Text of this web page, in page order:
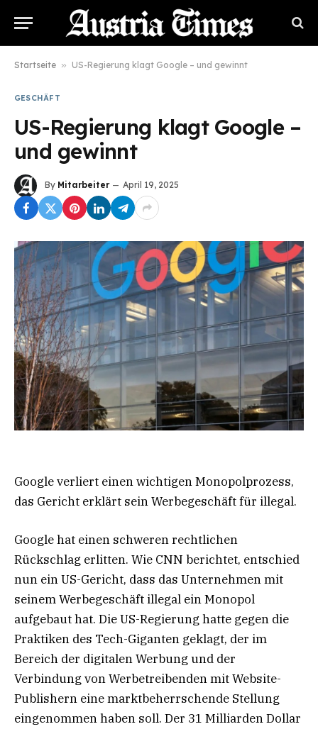
Startseite » US-Regierung klagt Google – und gewinnt
GESCHÄFT
US-Regierung klagt Google –
und gewinnt
By Mitarbeiter April 19, 2025
Google verliert einen wichtigen Monopolprozess,
das Gericht erklärt sein Werbegeschäft für illegal.
Google hat einen schweren rechtlichen
Rückschlag erlitten. Wie CNN berichtet, entschied
nun ein US-Gericht, dass das Unternehmen mit
seinem Werbegeschäft illegal ein Monopol
aufgebaut hat. Die US-Regierung hatte gegen die
Praktiken des Tech-Giganten geklagt, der im
Bereich der digitalen Werbung und der
Verbindung von Werbetreibenden mit Website-
Publishern eine marktbeherrschende Stellung
eingenommen haben soll. Der 31 Milliarden Dollar